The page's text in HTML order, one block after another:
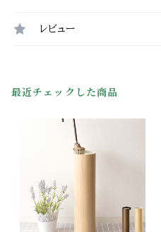
レビュー
最近チェックした商品